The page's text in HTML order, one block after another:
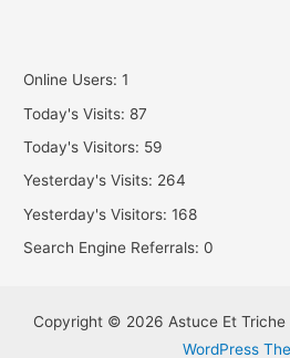
Online Users:1
Today's Visits: 87
Today's Visitors: 59
Yesterday's Visits: 264
Yesterday's Visitors:168
Search Engine Referrals:0
Copyright © 2026 Astuce Et Triche
WordPress